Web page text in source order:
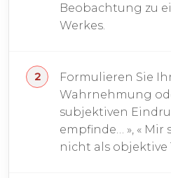
Beobachtung zu
Werkes.
Formulieren Sie
Wahrnehmung
subjektiven
empfinde… », « Mir
nicht als objektive